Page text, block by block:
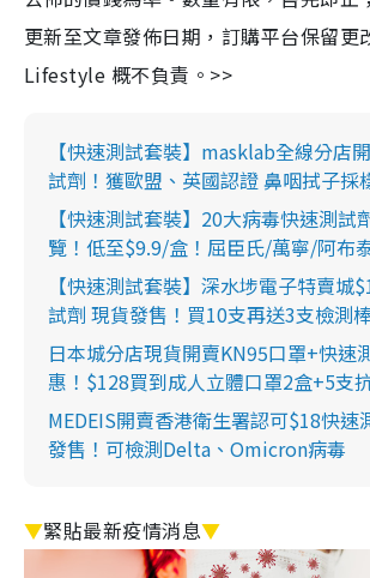
更新至文章發佈日期，訂購平台保留更
Lifestyle 概不負責。>>
【快速測試套裝】masklab全線分店
試劑！獲歐盟、英國認證 鼻咽拭子採
【快速測試套裝】20大病毒快速測試
覽！低至$9.9/盒！屈臣氏/萬寧/阿布
【快速測試套裝】深水埗電子特賣城
試劑 現貨發售！買10支再送3支檢測
日本城分店現貨開賣KN95口罩+快速
惠！$128買到成人立體口罩2盒+5支
MEDEIS開賣香港衛生署認可$18快速
發售！可檢測Delta、Omicron病毒
▼緊貼最新疫情消息▼